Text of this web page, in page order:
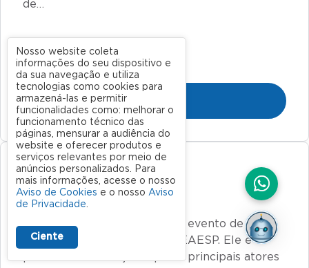
de…
Saiba mais
10/11/2026 a 11/11/2026
08:45 às 17:15
Presencial
FGV Empreende
O FGV Empreende é o maior evento de
empreendedorismo da FGV EAESP. Ele é
produzido em conjunto pelos principais atores
Nosso website coleta
informações do seu dispositivo e
da sua navegação e utiliza
tecnologias como cookies para
armazená-las e permitir
funcionalidades como: melhorar o
funcionamento técnico das
páginas, mensurar a audiência do
website e oferecer produtos e
serviços relevantes por meio de
anúncios personalizados. Para
mais informações, acesse o nosso
Aviso de Cookies e o nosso Aviso
de Privacidade.
Ciente